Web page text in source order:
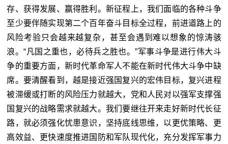
存、获得发展、赢得胜利。新征程上，我们面临的各种斗争
至少要伴随实现第二个百年奋斗目标全过程，前进道路上的
风险考验只会越来越复杂，甚至会遇到难以想象的惊涛骇
浪。“凡国之重也，必待兵之胜也。”军事斗争是进行伟大斗
争的重要方面，新时代革命军人不能在新时代伟大斗争中缺
席。要清醒看到，越是接近强国复兴的宏伟目标，复兴进程
被滞缓或打断的风险压力就越大，党和人民对以强军支撑强
国复兴的战略需求就越大。我们要继往开来走好新时代长征
路，就必须强化忧患意识，坚持底线思维，以更优策略、更
高效益、更快速度推进国防和军队现代化，充分发挥军事力